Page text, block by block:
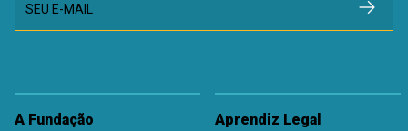
SEU E-MAIL
A Fundação Aprendiz Legal